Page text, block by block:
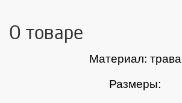
О товаре
Материал: трава
Размеры: